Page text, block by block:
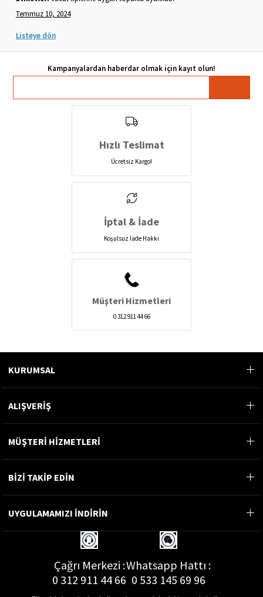
Temmuz 10, 2024
Listeye dön
Hızlı Teslimat
Ücretsiz Kargo!
İptal & İade
Koşulsuz İade Hakkı
Müşteri Hizmetleri
0 312 911 44 66
KURUMSAL
ALIŞVERİŞ
MÜŞTERİ HİZMETLERİ
BİZİ TAKİP EDİN
UYGULAMAMIZI İNDİRİN
Çağrı Merkezi :
0 312 911 44 66
Whatsapp Hattı :
0 533 145 69 96